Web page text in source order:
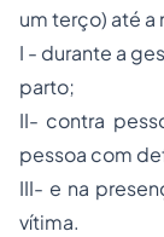
um terço) até
I - durante a
parto;
II- contra
pessoa com
III- e na
vítima.